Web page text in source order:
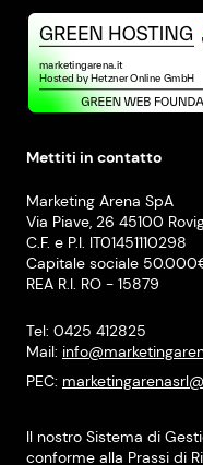
Mettiti in contatto
Marketing Arena SpA
Via Piave, 26 45100
C.F. e P.I. IT01451110298
Capitale sociale
REA R.I. RO - 15879
Tel: 0425 412825
Mail:
PEC:
Il nostro Sistema di
conforme alla Prassi di